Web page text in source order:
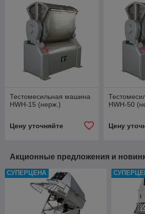
Тестомесильная машина
HWH-15 (нерж.)
Цену уточняйте
HWH-50
Цену
Акционные предложения и
СУПЕРЦЕНА